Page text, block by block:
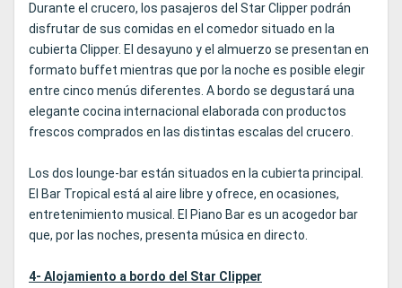
Durante el crucero, los pasajeros del Star Clipper podrán
disfrutar de sus comidas en el comedor situado en la
cubierta Clipper. El desayuno y el almuerzo se presentan en
formato buffet mientras que por la noche es posible elegir
entre cinco menús diferentes. A bordo se degustará una
elegante cocina internacional elaborada con productos
frescos comprados en las distintas escalas del crucero.
Los dos lounge-bar están situados en la cubierta principal.
El Bar Tropical está al aire libre y ofrece, en ocasiones,
entretenimiento musical. El Piano Bar es un acogedor bar
que, por las noches, presenta música en directo.
4- Alojamiento a bordo del Star Clipper